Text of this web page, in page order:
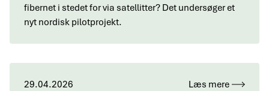
fibernet i stedet for via satellitter? Det undersøger et
nyt nordisk pilotprojekt.
29.04.2026 Læs mere